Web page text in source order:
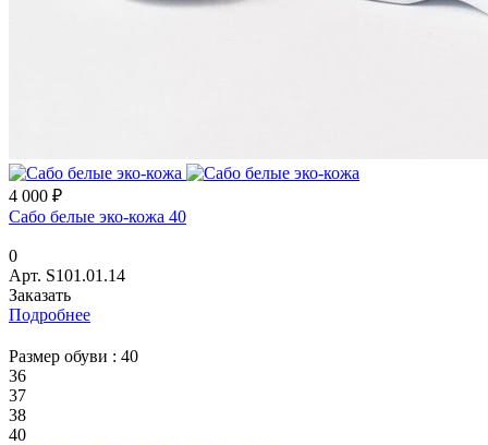
4 000 ₽
Сабо белые эко-кожа 40
0
Арт. S101.01.14
Заказать
Подробнее
Размер обуви : 40
36
37
38
40